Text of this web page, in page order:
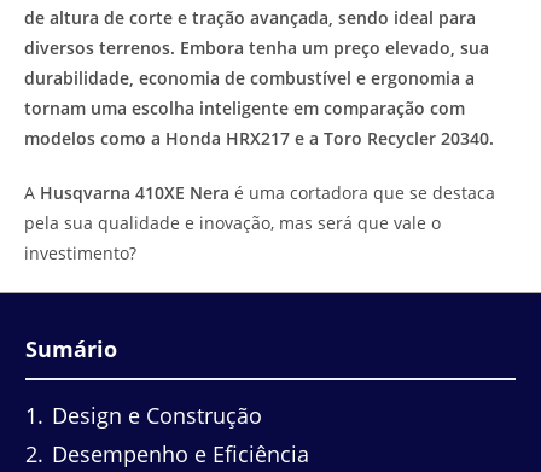
de altura de corte e tração avançada, sendo ideal para
diversos terrenos. Embora tenha um preço elevado, sua
durabilidade, economia de combustível e ergonomia a
tornam uma escolha inteligente em comparação com
modelos como a Honda HRX217 e a Toro Recycler 20340.
A Husqvarna 410XE Nera é uma cortadora que se destaca
pela sua qualidade e inovação, mas será que vale o
investimento?
Sumário
1
Design e Construção
2 Desempenho e Eficiência